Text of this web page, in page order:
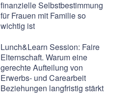
finanzielle Selbstbestimmung
für Frauen mit Familie so
wichtig ist
Lunch&Learn Session: Faire
Elternschaft. Warum eine
gerechte Aufteilung von
Erwerbs- und Carearbeit
Beziehungen langfristig stärkt